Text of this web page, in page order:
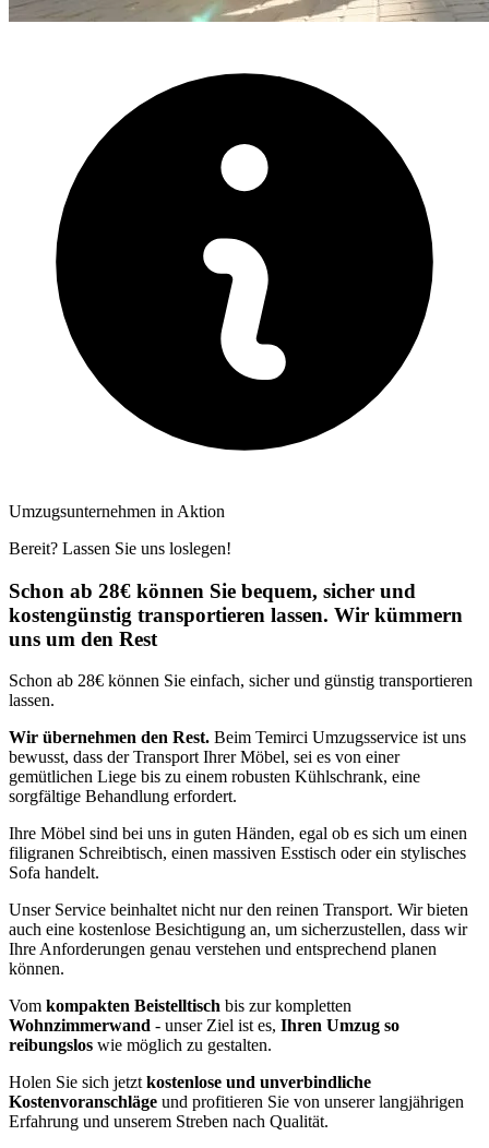
Umzugsunternehmen in Aktion
Bereit? Lassen Sie uns loslegen!
Schon ab 28€ können Sie bequem, sicher und
kostengünstig transportieren lassen. Wir kümmern
uns um den Rest
Schon ab 28€ können Sie einfach, sicher und günstig transportieren
lassen.
Wir übernehmen den Rest. Beim Temirci Umzugsservice ist uns
bewusst, dass der Transport Ihrer Möbel, sei es von einer
gemütlichen Liege bis zu einem robusten Kühlschrank, eine
sorgfältige Behandlung erfordert.
Ihre Möbel sind bei uns in guten Händen, egal ob es sich um einen
filigranen Schreibtisch, einen massiven Esstisch oder ein stylisches
Sofa handelt.
Unser Service beinhaltet nicht nur den reinen Transport. Wir bieten
auch eine kostenlose Besichtigung an, um sicherzustellen, dass wir
Ihre Anforderungen genau verstehen und entsprechend planen
können.
Vom kompakten Beistelltisch bis zur kompletten
Wohnzimmerwand - unser Ziel ist es, Ihren Umzug so
reibungslos wie möglich zu gestalten.
Holen Sie sich jetzt kostenlose und unverbindliche
Kostenvoranschläge und profitieren Sie von unserer langjährigen
Erfahrung und unserem Streben nach Qualität.